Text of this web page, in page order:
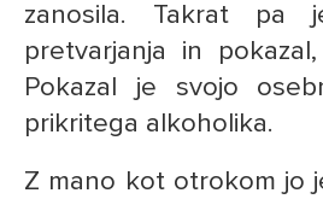
zanosila. Takrat pa
pretvarjanja in
Pokazal je svojo
prikritega alkoholika.
Z mano kot otrokom jo